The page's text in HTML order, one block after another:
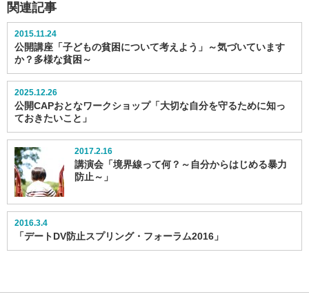
関連記事
2015.11.24
公開講座「子どもの貧困について考えよう」～気づいています
か？多様な貧困～
2025.12.26
公開CAPおとなワークショップ「大切な自分を守るために知っ
ておきたいこと」
2017.2.16
講演会「境界線って何？～自分からはじめる暴力
防止～」
2016.3.4
「デートDV防止スプリング・フォーラム2016」